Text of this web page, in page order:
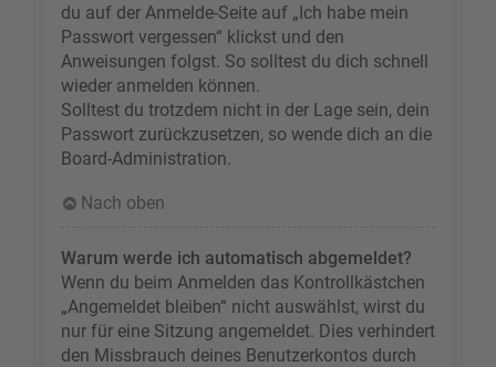
du auf der Anmelde-Seite auf „Ich habe mein
Passwort vergessen“ klickst und den
Anweisungen folgst. So solltest du dich schnell
wieder anmelden können.
Solltest du trotzdem nicht in der Lage sein, dein
Passwort zurückzusetzen, so wende dich an die
Board-Administration.
Nach oben
Warum werde ich automatisch abgemeldet?
Wenn du beim Anmelden das Kontrollkästchen
„Angemeldet bleiben“ nicht auswählst, wirst du
nur für eine Sitzung angemeldet. Dies verhindert
den Missbrauch deines Benutzerkontos durch